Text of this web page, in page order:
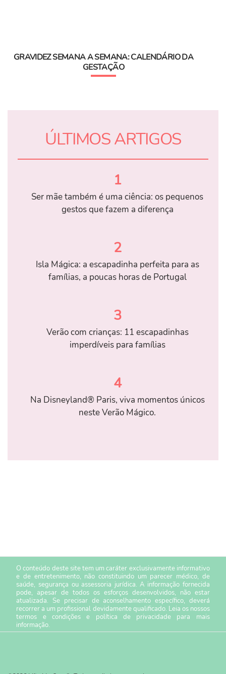
GRAVIDEZ SEMANA A SEMANA: CALENDÁRIO DA
GESTAÇÃO
ÚLTIMOS ARTIGOS
1
Ser mãe também é uma ciência: os pequenos
gestos que fazem a diferença
2
Isla Mágica: a escapadinha perfeita para as
famílias, a poucas horas de Portugal
3
Verão com crianças: 11 escapadinhas
imperdíveis para famílias
4
Na Disneyland® Paris, viva momentos únicos
neste Verão Mágico.
O conteúdo deste site tem um caráter exclusivamente informativo
e de entretenimento, não constituindo um parecer médico, de
saúde, segurança ou assessoria jurídica. A informação fornecida
pode, apesar de todos os esforços desenvolvidos, não estar
atualizada. Se precisar de aconselhamento específico, deverá
recorrer a um profissional devidamente qualificado. Leia os nossos
termos e condiçõese política de privacidade para mais
informação.